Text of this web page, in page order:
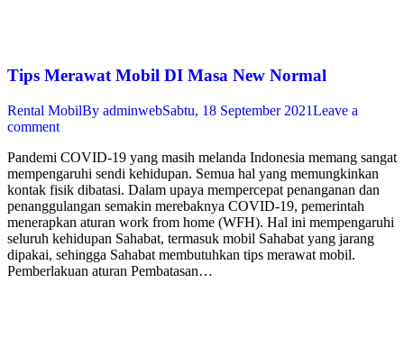
Tips Merawat Mobil DI Masa New Normal
Rental MobilBy adminwebSabtu, 18 September 2021Leave a
comment
Pandemi COVID-19 yang masih melanda Indonesia memang sangat
mempengaruhi sendi kehidupan. Semua hal yang memungkinkan
kontak fisik dibatasi. Dalam upaya mempercepat penanganan dan
penanggulangan semakin merebaknya COVID-19, pemerintah
menerapkan aturan work from home (WFH). Hal ini mempengaruhi
seluruh kehidupan Sahabat, termasuk mobil Sahabat yang jarang
dipakai, sehingga Sahabat membutuhkan tips merawat mobil.
Pemberlakuan aturan Pembatasan…